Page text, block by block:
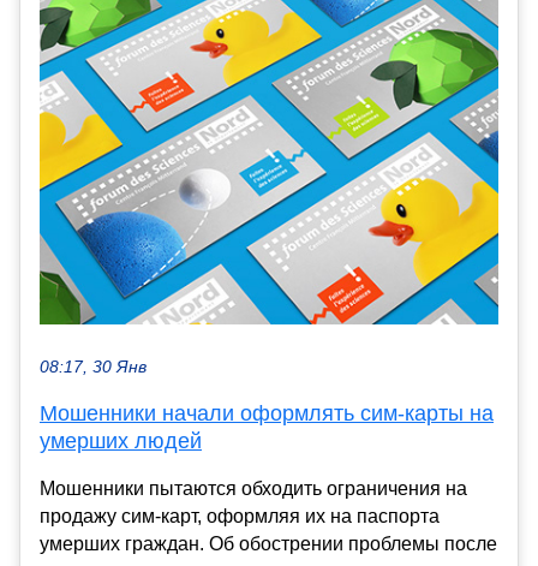
08:17, 30 Янв
Мошенники начали оформлять сим-карты на
умерших людей
Мошенники пытаются обходить ограничения на
продажу сим-карт, оформляя их на паспорта
умерших граждан. Об обострении проблемы после